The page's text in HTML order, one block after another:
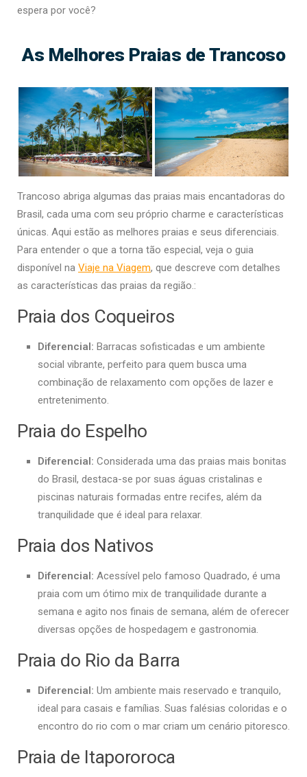
espera por você?
As Melhores Praias de Trancoso
Trancoso abriga algumas das praias mais encantadoras do
Brasil, cada uma com seu próprio charme e características
únicas. Aqui estão as melhores praias e seus diferenciais.
Para entender o que a torna tão especial, veja o guia
disponível na Viaje na Viagem, que descreve com detalhes
as características das praias da região.:
Praia dos Coqueiros
Diferencial: Barracas sofisticadas e um ambiente
social vibrante, perfeito para quem busca uma
combinação de relaxamento com opções de lazer e
entretenimento.
Praia do Espelho
Diferencial: Considerada uma das praias mais bonitas
do Brasil, destaca-se por suas águas cristalinas e
piscinas naturais formadas entre recifes, além da
tranquilidade que é ideal para relaxar.
Praia dos Nativos
Diferencial: Acessível pelo famoso Quadrado, é uma
praia com um ótimo mix de tranquilidade durante a
semana e agito nos finais de semana, além de oferecer
diversas opções de hospedagem e gastronomia.
Praia do Rio da Barra
Diferencial: Um ambiente mais reservado e tranquilo,
ideal para casais e famílias. Suas falésias coloridas e o
encontro do rio com o mar criam um cenário pitoresco.
Praia de Itapororoca